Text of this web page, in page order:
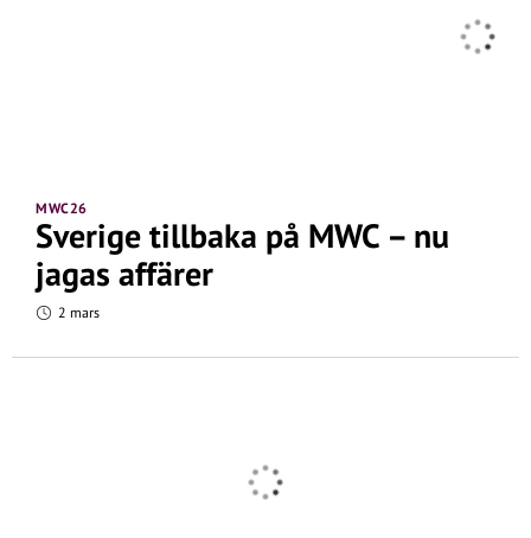
MWC26
Sverige tillbaka på MWC – nu
jagas affärer
2 mars